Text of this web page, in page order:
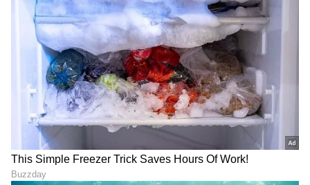
ಅಗತ್ಯವನ್ನು ನಿವಾರಿಸುತ್ತದೆ. ಇದು ಒಂದೇ ಸೈನ್-ಆನ್
ವ್ಯವಸ್ಥೆಯನ್ನು ಸಹ ನೀಡುತ್ತದೆ, ಇದು ನಿಮಗೆ IRCTC ಮತ್ತು
UTS ಮೂಲಕ ಲಾಗಿನ್ ಆಗಲು ಅನುವು ಮಾಡಿಕೊಡುತ್ತದೆ.